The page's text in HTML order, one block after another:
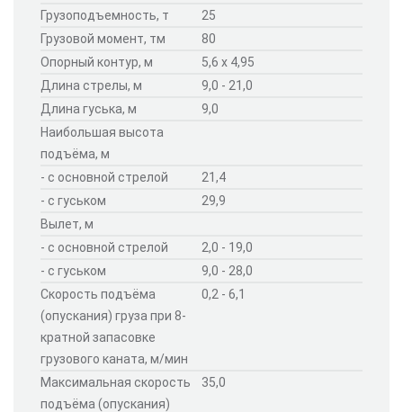
Грузоподъемность, т
25
Грузовой момент, тм
80
Опорный контур, м
5,6 х 4,95
Длина стрелы, м
9,0 - 21,0
Длина гуська, м
9,0
Наибольшая высота
подъёма, м
- с основной стрелой
21,4
- с гуськом
29,9
Вылет, м
- с основной стрелой
2,0 - 19,0
- с гуськом
9,0 - 28,0
Скорость подъёма
(опускания) груза при 8-
кратной запасовке
грузового каната, м/мин
0,2 - 6,1
Максимальная скорость
подъёма (опускания)
35,0